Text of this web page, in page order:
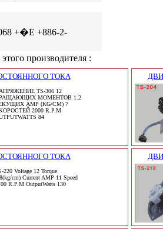
+�E +886-2-
производителя :
ТОКА
TS-306 12
МОМЕНТОВ 1.2
AMP (KG/CM) 7
2000 R.P.M
84
ТОКА
220 Voltage 12 Torque
cm) Current AMP 11 Speed
R.P.M OutputWatts 130